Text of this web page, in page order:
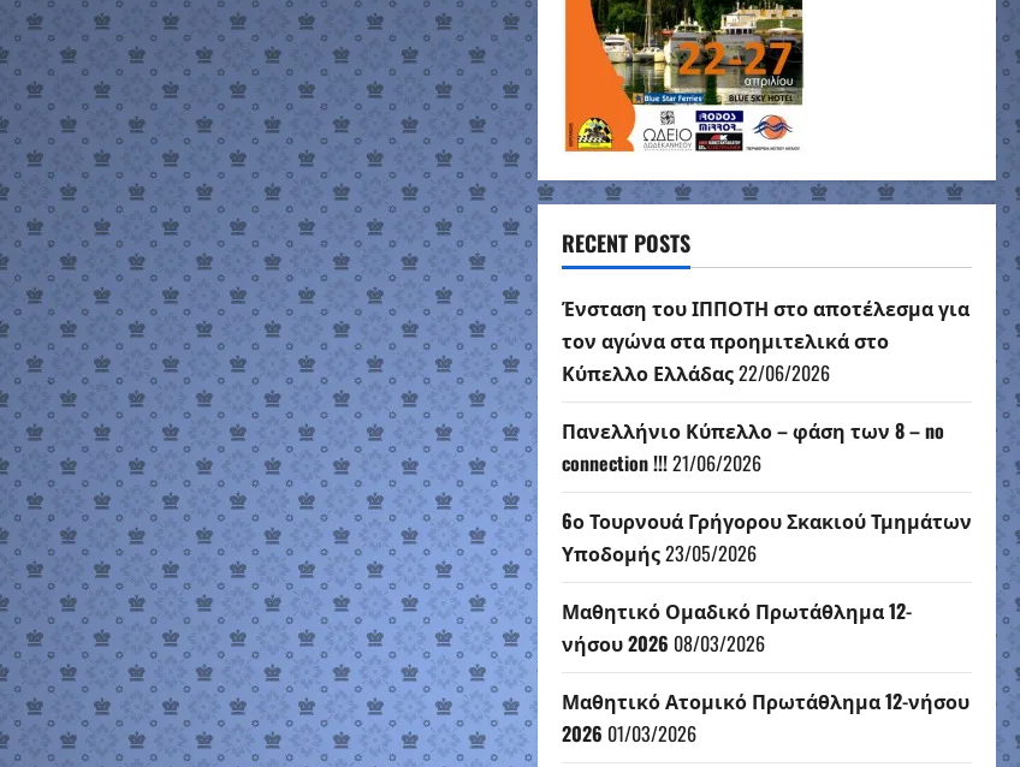
RECENT POSTS
Ένσταση του ΙΠΠΟΤΗ στο αποτέλεσμα για
τον αγώνα στα προημιτελικά στο
Κύπελλο Ελλάδας22/06/2026
Πανελλήνιο Κύπελλο – φάση των 8 – no
connection !!!21/06/2026
6ο Τουρνουά Γρήγορου Σκακιού Τμημάτων
Υποδομής23/05/2026
Μαθητικό Ομαδικό Πρωτάθλημα 12-
νήσου 2026 08/03/2026
Μαθητικό Ατομικό Πρωτάθλημα 12-νήσου
2026 01/03/2026